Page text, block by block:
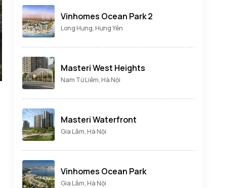
Vinhomes Ocean Park 2
Long Hưng, Hưng Yên
Masteri West Heights
Nam Từ Liêm, Hà Nội
Masteri Waterfront
Gia Lâm, Hà Nội
Vinhomes Ocean Park
Gia Lâm, Hà Nội